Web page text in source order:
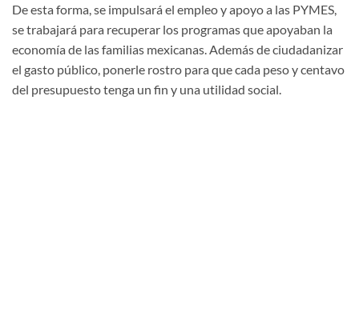
De esta forma, se impulsará el empleo y apoyo a las PYMES,
se trabajará para recuperar los programas que apoyaban la
economía de las familias mexicanas. Además de ciudadanizar
el gasto público, ponerle rostro para que cada peso y centavo
del presupuesto tenga un fin y una utilidad social.